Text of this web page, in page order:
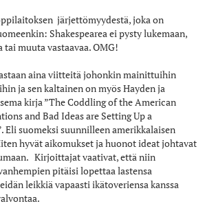
järjettömyydestä, joka on
Shakespearea ei pysty lukemaan,
tai muuta vastaavaa. OMG!
aina viitteitä johonkin mainittuihin
ja sen kaltainen on myös Hayden ja
kirja ”The Coddling of the American
and Bad Ideas are Setting Up a
Eli suomeksi suunnilleen amerikkalaisen
hyvät aikomukset ja huonot ideat johtavat
Kirjoittajat vaativat, että niin
pitäisi lopettaa lastensa
leikkiä vapaasti ikätoveriensa kanssa